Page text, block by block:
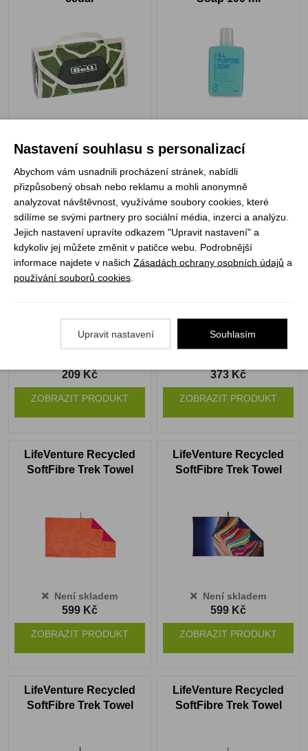
Pinguin Micro towel Map
M
209 Kč
ZOBRAZIT PRODUKT
Pinguin Micro towel Map
L
373 Kč
ZOBRAZIT PRODUKT
LifeVenture Recycled
SoftFibre Trek Towel
Není skladem
599 Kč
ZOBRAZIT PRODUKT
LifeVenture Recycled
SoftFibre Trek Towel
Není skladem
599 Kč
ZOBRAZIT PRODUKT
LifeVenture Recycled
SoftFibre Trek Towel
LifeVenture Recycled
SoftFibre Trek Towel
Nastavení souhlasu s personalizací
Abychom vám usnadnili procházení stránek, nabídli
přizpůsobený obsah nebo reklamu a mohli anonymně
analyzovat návštěvnost, využíváme soubory cookies, které
sdílíme se svými partnery pro sociální média, inzerci a analýzu.
Jejich nastavení upravíte odkazem "Upravit nastavení" a
kdykoliv jej můžete změnit v patičce webu. Podrobnější
informace najdete v našich Zásadách ochrany osobních údajů a
používání souborů cookies
Upravit nastavení Souhlasím